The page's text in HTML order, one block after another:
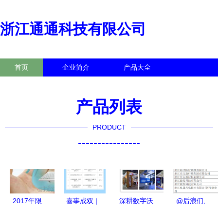
浙江通通科技有限公司
首页 企业简介 产品大全
产品列表
PRODUCT
----------------
2017年限
喜事成双 |
深耕数字沃
@后浪们,